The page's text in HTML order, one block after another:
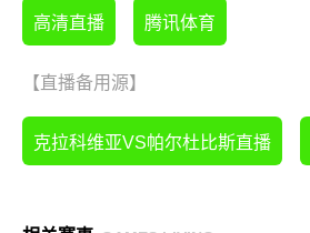
高清直播 腾讯体育
【直播备用源】
克拉科维亚VS帕尔杜比斯直播